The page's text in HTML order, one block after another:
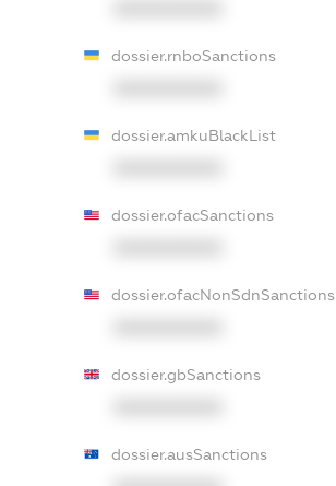
dossier.rnboSanctions
dossier.amkuBlackList
dossier.ofacSanctions
dossier.ofacNonSdnSanctions
dossier.gbSanctions
dossier.ausSanctions